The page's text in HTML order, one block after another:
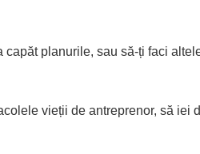
planurile, sau să-ți faci
vieții de antreprenor, să iei